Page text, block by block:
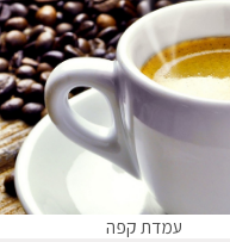
עמדת קפה